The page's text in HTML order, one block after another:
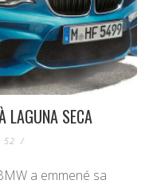
LAGUNA SECA
52 /
a emmené sa